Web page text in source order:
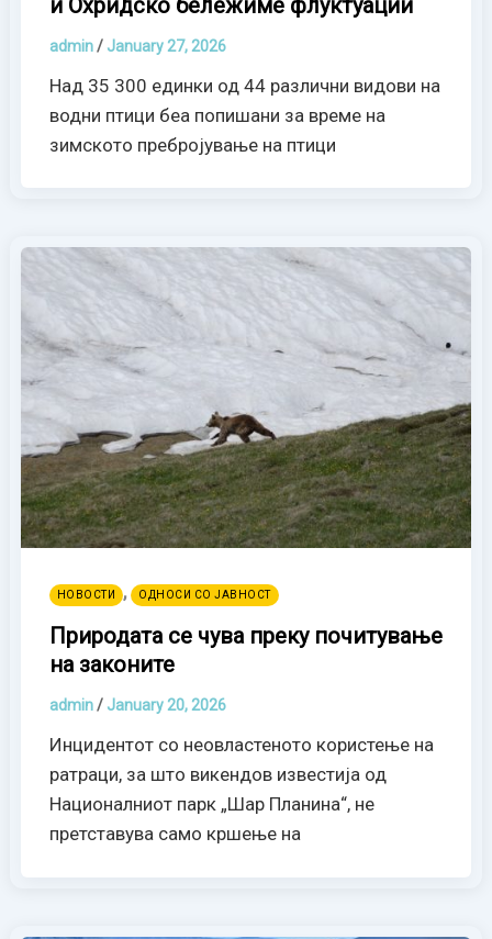
admin/ January 27, 2026
Над 35 300 единки од 44 различни видови на
водни птици беа попишани за време на
зимското пребројување на птици
НОВОСТИ , ОДНОСИ СО ЈАВНОСТ
Природата се чува преку почитување
на законите
admin/ January 20, 2026
Инцидентот со неовластеното користење на
ратраци, за што викендов известија од
Националниот парк „Шар Планина“, не
претставува само кршење на